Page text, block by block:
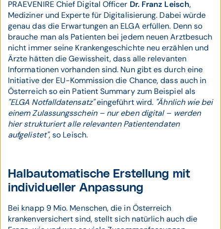
PRAEVENIRE Chief Digital Officer Dr. Franz Leisch,
Mediziner und Experte für Digitalisierung. Dabei würde
genau das die Erwartungen an ELGA erfüllen. Denn so
brauche man als Patienten bei jedem neuen Arztbesuch
nicht immer seine Krankengeschichte neu erzählen und
Ärzte hätten die Gewissheit, dass alle relevanten
Informationen vorhanden sind. Nun gibt es durch eine
Initiative der EU-Kommission die Chance, dass auch in
Österreich so ein Patient Summary zum Beispiel als
"ELGA Notfalldatensatz"eingeführt wird. "Ähnlich wie bei
einem Zulassungsschein – nur eben digital – werden
hier strukturiert alle relevanten Patientendaten
aufgelistet", so Leisch.
Halbautomatische Erstellung mit
individueller Anpassung
Bei knapp 9 Mio. Menschen, die in Österreich
krankenversichert sind, stellt sich natürlich auch die